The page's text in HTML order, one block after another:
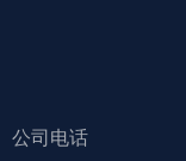
公司电话